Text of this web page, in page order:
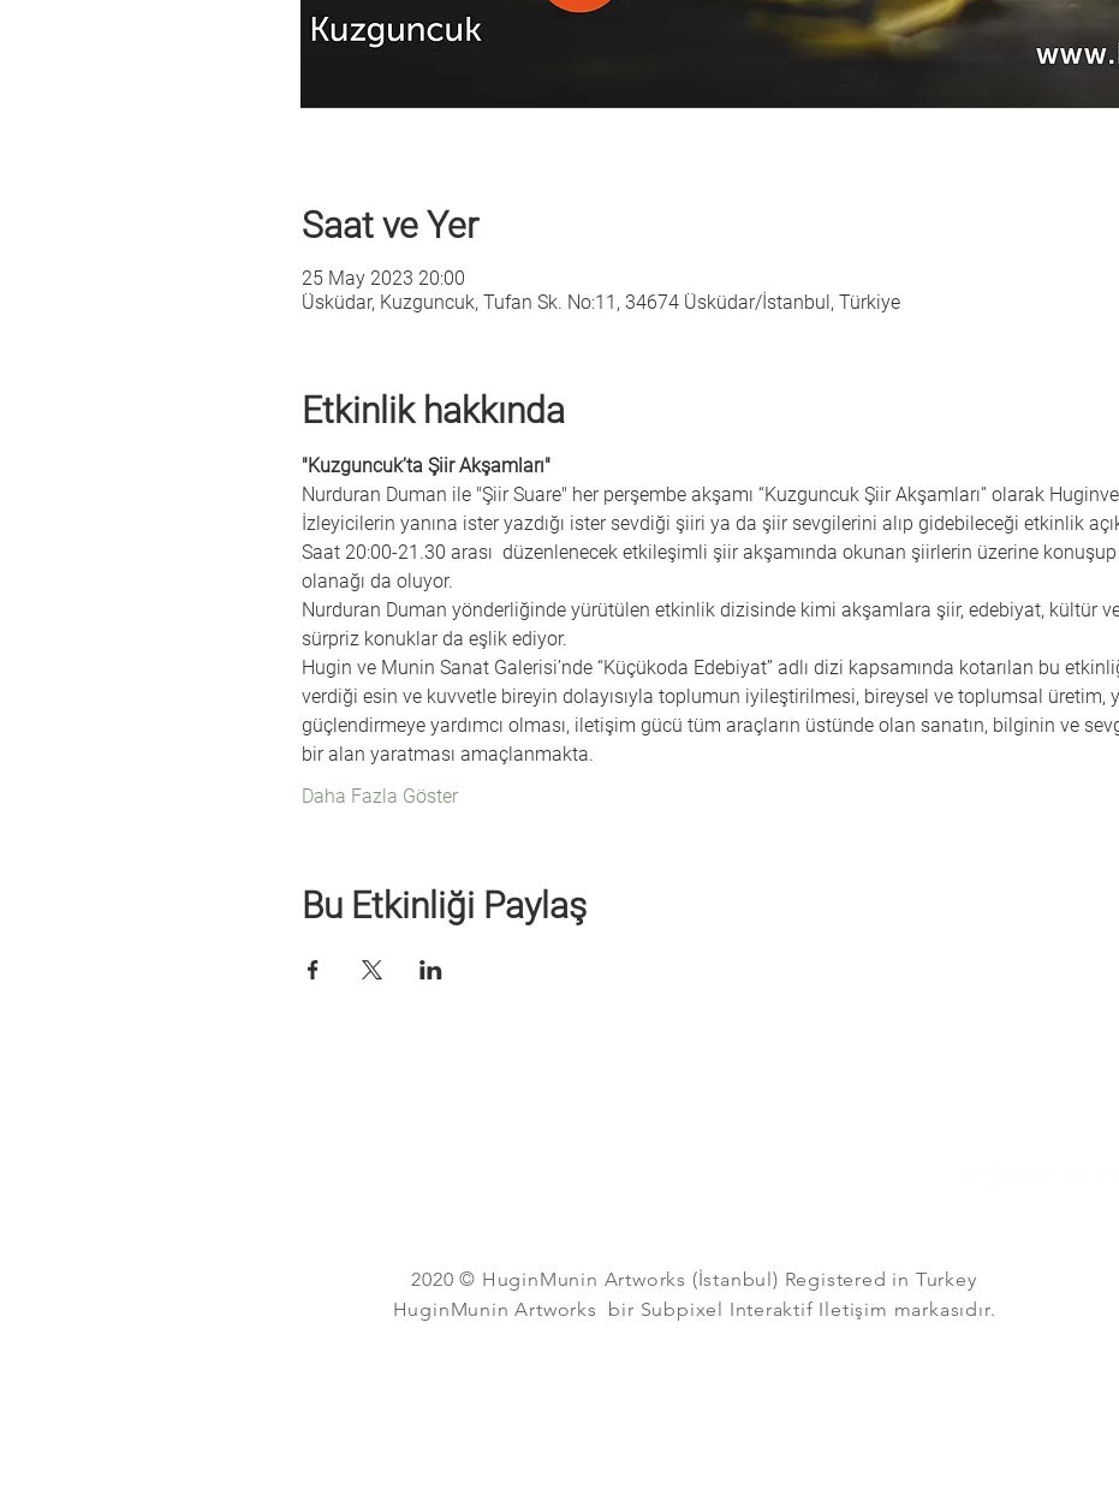
Saat ve Yer
25 May 2023 20:00
Üsküdar, Kuzguncuk, Tufan Sk. No:11, 34674 Üsküdar/İstanbul, Türkiye
Etkinlik hakkında
"Kuzguncuk’ta Şiir Akşamları"
Nurduran Duman ile "Şiir Suare" her perşembe akşamı “Kuzguncuk Şiir Akşamları” olarak
İzleyicilerin yanına ister yazdığı ister sevdiği şiiri ya da şiir sevgilerini alıp gidebileceği etkinlik
Saat 20:00-21.30 arası  düzenlenecek etkileşimli şiir akşamında okunan şiirlerin üzerine
olanağı da oluyor.
Nurduran Duman yönderliğinde yürütülen etkinlik dizisinde kimi akşamlara şiir, edebiyat, kültür
sürpriz konuklar da eşlik ediyor.
Hugin ve Munin Sanat Galerisi’nde “Küçükoda Edebiyat” adlı dizi kapsamında kotarılan bu
verdiği esin ve kuvvetle bireyin dolayısıyla toplumun iyileştirilmesi, bireysel ve toplumsal üretim,
güçlendirmeye yardımcı olması, iletişim gücü tüm araçların üstünde olan sanatın, bilginin ve
bir alan yaratması amaçlanmakta.
Daha Fazla Göster
Bu Etkinliği Paylaş
2020 © HuginMunin Artworks (İstanbul) Registered in Turkey
HuginMunin Artworks bir Subpixel Interaktif Iletişim markasıdır.